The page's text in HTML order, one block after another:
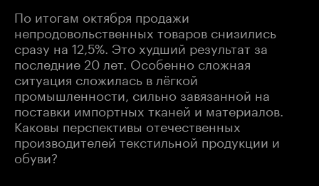
По итогам октября продажи
непродовольственных товаров снизились
сразу на 12,5%. Это худший результат за
последние 20 лет. Особенно сложная
ситуация сложилась в лёгкой
промышленности, сильно завязанной на
поставки импортных тканей и материалов.
Каковы перспективы отечественных
производителей текстильной продукции и
обуви?